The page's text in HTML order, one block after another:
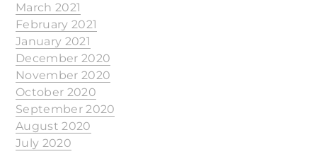
March 2021
February 2021
January 2021
December 2020
November 2020
October 2020
September 2020
August 2020
July 2020